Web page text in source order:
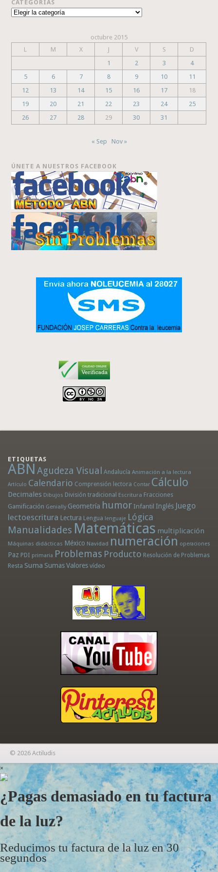
CATEGORÍAS
Categorías
octubre 2015
L
M X J V S
D
1
2 3
4
5
6 7 8 9 10
11
12
13 14 15 16 17
18
19
20 21 22 23 24
25
26
27 28 29 30 31
« Sep Nov »
ÚNETE A NUESTROS FACEBOOK
ETIQUETAS
ABN Agudeza Visual Andalucía Animación a la lectura
Artículo Calendario Comprensión lectora Contar Cálculo
Decimales Dibujos División tradicional Escritura Fracciones
Gamificación Genially Geometría humor Infantil Inglés Juego
lectoescritura Lectura Lengua lenguaje Lógica
Manualidades Matemáticas multiplicación
Máquinas didácticas México Navidad numeración operaciones
Paz PDI primaria Problemas Producto Resolución de Problemas
Resta Suma Sumas Valores vídeo
© 2026 Actiludis
×
¿Pagas demasiado en tu factura
de la luz?
Reducimos tu factura de la luz en 30
segundos